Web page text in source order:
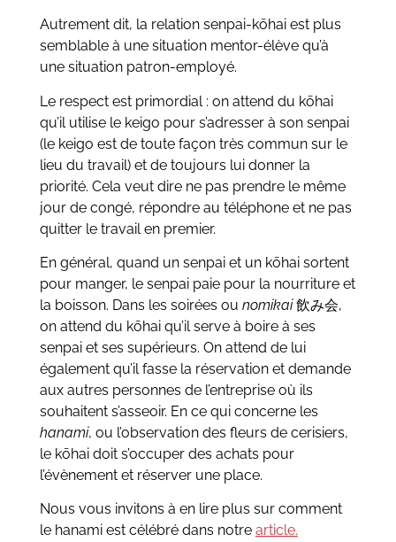
Autrement dit, la relation senpai-kōhaiest plus
semblable à une situation mentor-élève qu’à
une situation patron-employé.
Le respect est primordial : on attend du kōhai
qu’il utilise le keigo pour s’adresser à son senpai
(le keigo est de toute façon très commun sur le
lieu du travail) et de toujours lui donner la
priorité. Cela veut dire ne pas prendre le même
jour de congé, répondre au téléphone et ne pas
quitter le travail en premier.
En général, quand un senpai et un kōhaisortent
pour manger, le senpai paie pour la nourriture et
la boisson. Dans les soirées ou nomikai飲み会,
on attend du kōhai qu’il serve à boire à ses
senpai et ses supérieurs. On attend de lui
également qu’il fasse la réservation et demande
aux autres personnes de l’entreprise où ils
souhaitent s’asseoir. En ce qui concerne les
hanami, ou l’observation des fleurs de cerisiers,
le kōhaidoit s’occuper des achats pour
l’évènement et réserver une place.
Nous vous invitons à en lire plus sur comment
le hanami est célébré dans notre article.